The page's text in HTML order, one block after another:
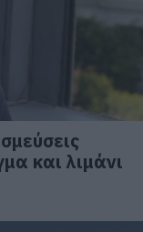
και λιμάνι